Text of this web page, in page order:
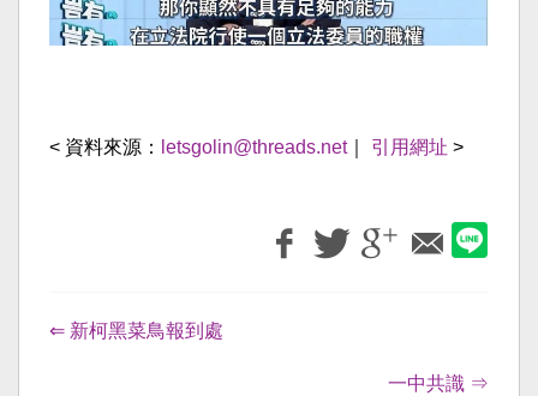
< 資料來源： letsgolin@threads.net｜ 引用網址 >
⇐ 新柯黑菜鳥報到處
一中共識 ⇒